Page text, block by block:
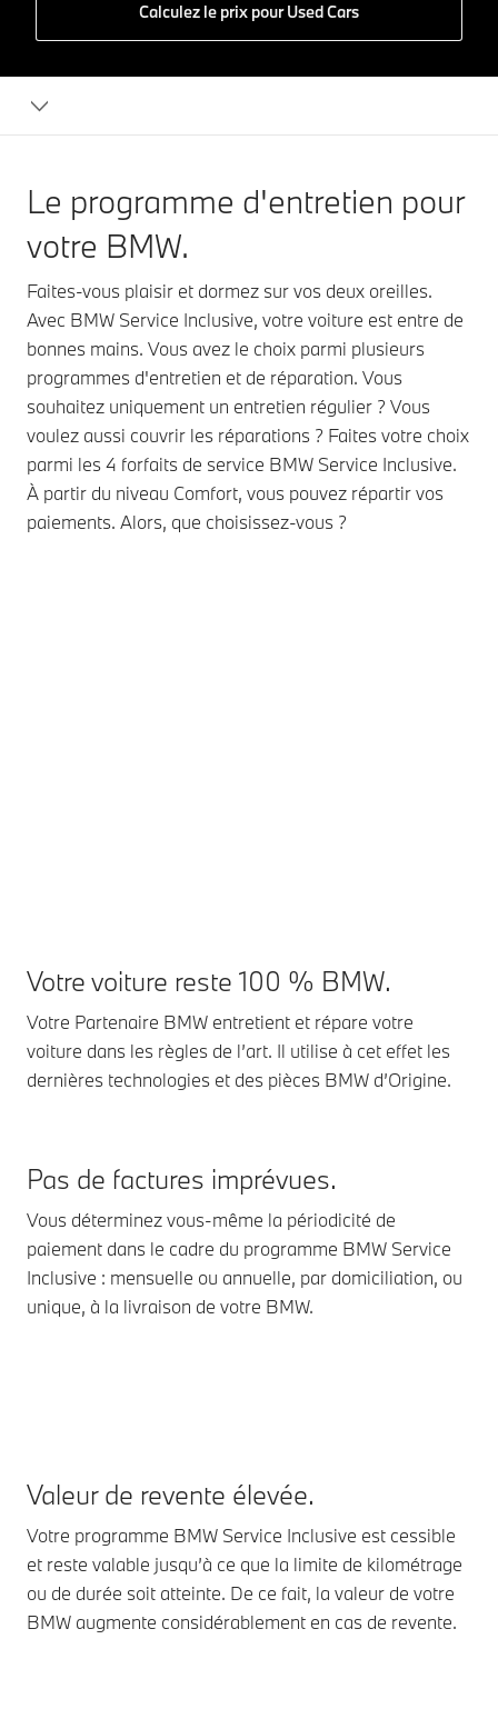
Calculez le prix pour Used Cars
Service
Inclusive
Le programme d'entretien pour
votre BMW.
Faites-vous plaisir et dormez sur vos deux oreilles.
Avec BMW Service Inclusive, votre voiture est entre de
bonnes mains. Vous avez le choix parmi plusieurs
programmes d'entretien et de réparation. Vous
souhaitez uniquement un entretien régulier ? Vous
voulez aussi couvrir les réparations ? Faites votre choix
parmi les 4 forfaits de service BMW Service Inclusive.
À partir du niveau Comfort, vous pouvez répartir vos
paiements. Alors, que choisissez-vous ?
Votre voiture reste 100 % BMW.
Votre Partenaire BMW entretient et répare votre
voiture dans les règles de l’art. Il utilise à cet effet les
dernières technologies et des pièces BMW d’Origine.
Pas de factures imprévues.
Vous déterminez vous-même la périodicité de
paiement dans le cadre du programme BMW Service
Inclusive : mensuelle ou annuelle, par domiciliation, ou
unique, à la livraison de votre BMW.
Valeur de revente élevée.
Votre programme BMW Service Inclusive est cessible
et reste valable jusqu’à ce que la limite de kilométrage
ou de durée soit atteinte. De ce fait, la valeur de votre
BMW augmente considérablement en cas de revente.